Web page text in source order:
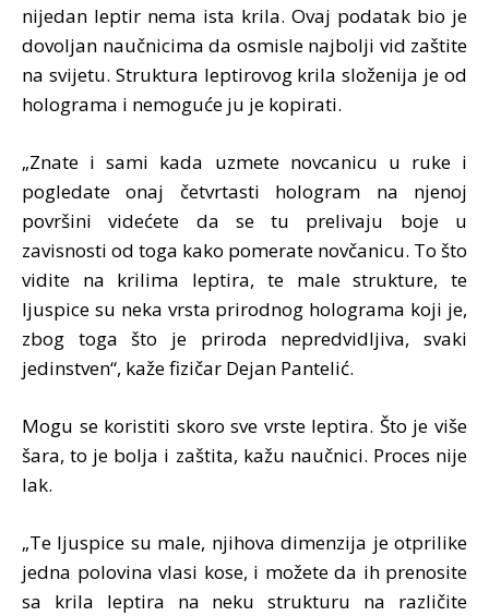
nijedan leptir nema ista krila. Ovaj podatak bio je
dovoljan naučnicima da osmisle najbolji vid zaštite
na svijetu. Struktura leptirovog krila složenija je od
holograma i nemoguće ju je kopirati.
„Znate i sami kada uzmete novcanicu u ruke i
pogledate onaj četvrtasti hologram na njenoj
površini videćete da se tu prelivaju boje u
zavisnosti od toga kako pomerate novčanicu. To što
vidite na krilima leptira, te male strukture, te
ljuspice su neka vrsta prirodnog holograma koji je,
zbog toga što je priroda nepredvidljiva, svaki
jedinstven“, kaže fizičar Dejan Pantelić.
Mogu se koristiti skoro sve vrste leptira. Što je više
šara, to je bolja i zaštita, kažu naučnici. Proces nije
lak.
„Te ljuspice su male, njihova dimenzija je otprilike
jedna polovina vlasi kose, i možete da ih prenosite
sa krila leptira na neku strukturu na različite